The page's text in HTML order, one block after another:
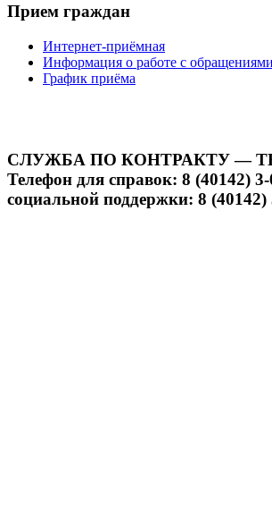
Прием граждан
Интернет-приёмная
Информация о работе с
График приёма
СЛУЖБА ПО КОНТРАКТУ —
Телефон для справок: 8 (40142)
социальной поддержки: 8 (40142)